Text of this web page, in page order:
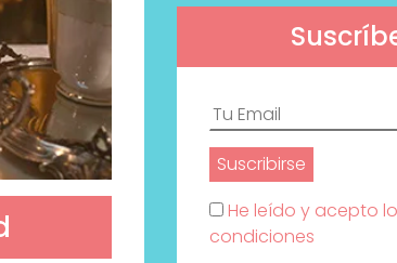
He leído y acepto
condiciones